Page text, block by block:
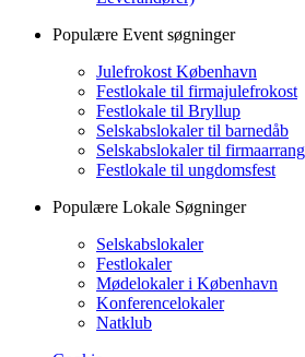
Populære Event søgninger
Julefrokost København
Festlokale til firmajulefrokost
Festlokale til Bryllup
Selskabslokaler til barnedåb
Selskabslokaler til
Festlokale til ungdomsfest
Populære Lokale Søgninger
Selskabslokaler
Festlokaler
Mødelokaler i København
Konferencelokaler
Natklub